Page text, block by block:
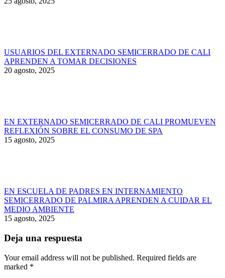
USUARIOS DEL EXTERNADO SEMICERRADO DE CALI
APRENDEN A TOMAR DECISIONES
20 agosto, 2025
EN EXTERNADO SEMICERRADO DE CALI PROMUEVEN
REFLEXIÓN SOBRE EL CONSUMO DE SPA
15 agosto, 2025
EN ESCUELA DE PADRES EN INTERNAMIENTO
SEMICERRADO DE PALMIRA APRENDEN A CUIDAR EL
MEDIO AMBIENTE
15 agosto, 2025
Deja una respuesta
Your email address will not be published. Required fields are
marked *